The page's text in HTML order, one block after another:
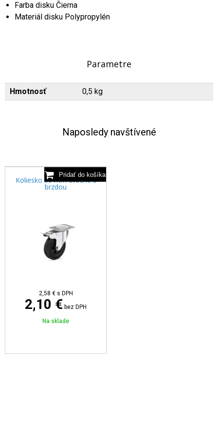
Farba disku Čierna
Materiál disku Polypropylén
Parametre
Hmotnosť 0,5 kg
Naposledy navštívené
Koliesko 85 mm otočné s
brzdou
2,58 € s DPH
2,10 € bez DPH
Na sklade